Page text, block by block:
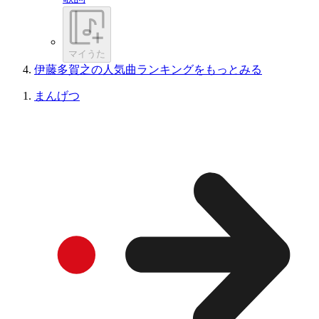
マイうた
伊藤多賀之の人気曲ランキングをもっとみる
まんげつ